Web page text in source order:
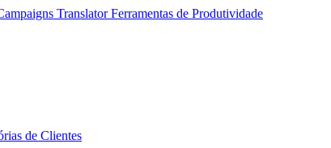
TranslatorFerramentas de Produtividade
de Clientes